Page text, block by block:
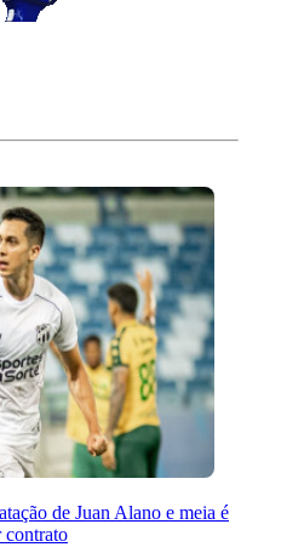
de Juan Alano e meia é
contrato